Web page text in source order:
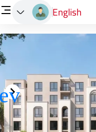
English